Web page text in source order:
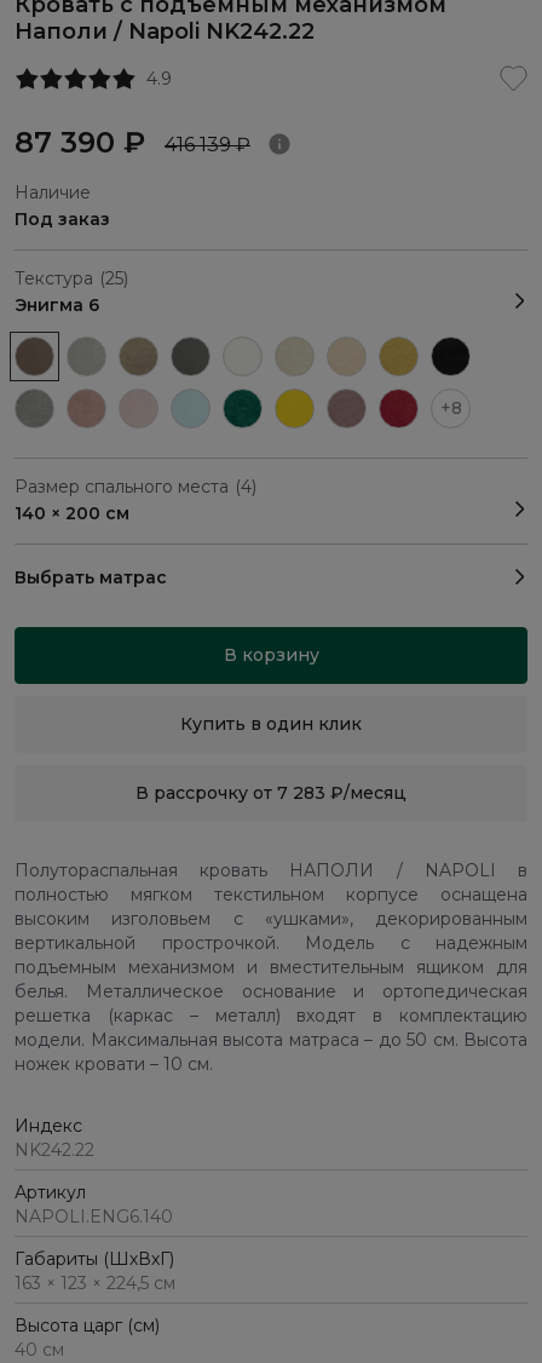
Кровать с подъемным механизмом
Наполи / Napoli NK242.22
4.9
87 390 ₽ 416 139 ₽
Наличие
Под заказ
Текстура (25)
Энигма 6
+8
Размер спального места (4)
140 × 200 см
Выбрать матрас
В корзину
Купить в один клик
В рассрочку от 7 283 ₽/месяц
Полутораспальная кровать НАПОЛИ / NAPOLI в
полностью мягком текстильном корпусе оснащена
высоким изголовьем с «ушками», декорированным
вертикальной прострочкой. Модель с надежным
подъемным механизмом и вместительным ящиком для
белья. Металлическое основание и ортопедическая
решетка (каркас – металл) входят в комплектацию
модели. Максимальная высота матраса – до 50 см. Высота
ножек кровати – 10 см.
Индекс
NK242.22
Артикул
NAPOLI.ENG6.140
Габариты (ШхВхГ)
163 × 123 × 224,5 см
Высота царг (см)
40 см